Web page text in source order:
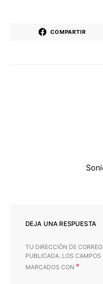
COMPARTIR
DEJA UNA RESPUESTA
TU DIRECCIÓN DE
PUBLICADA. LOS CAMPOS
MARCADOS CON *